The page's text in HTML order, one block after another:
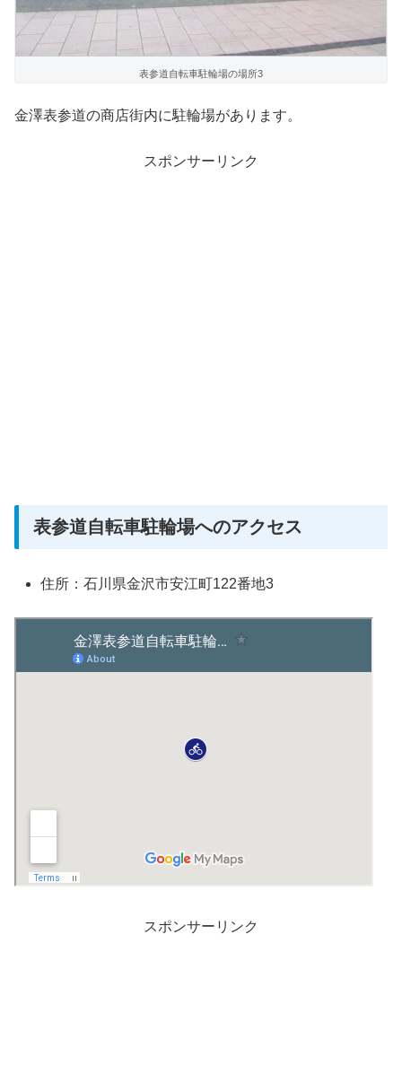
表参道自転車駐輪場の場所3
金澤表参道の商店街内に駐輪場があります。
スポンサーリンク
表参道自転車駐輪場へのアクセス
住所：石川県金沢市安江町122番地3
スポンサーリンク